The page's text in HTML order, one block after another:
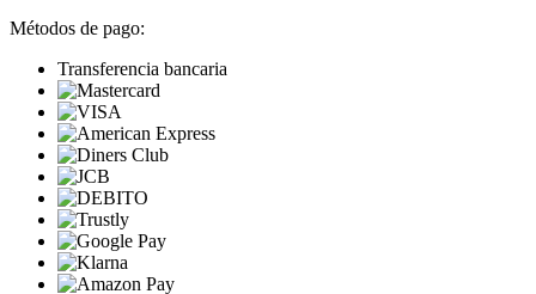
Métodos de pago:
Transferencia bancaria